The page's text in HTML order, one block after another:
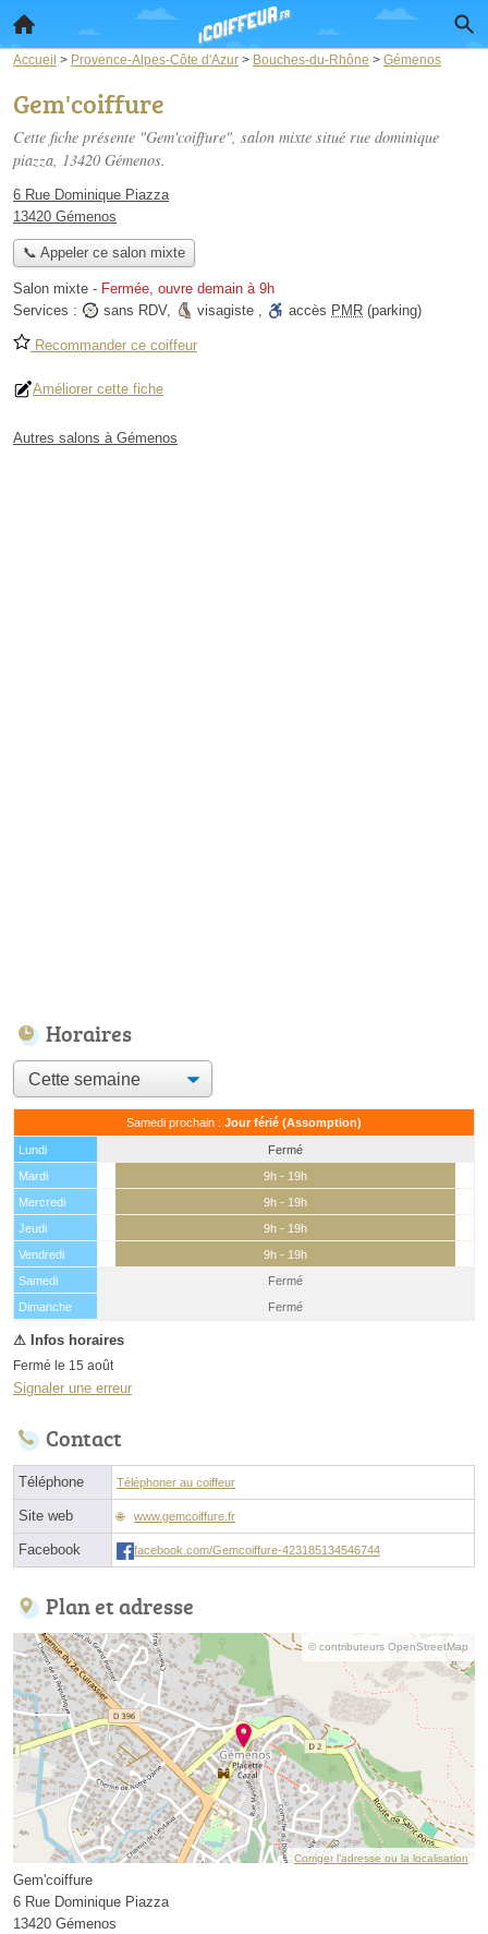
Accueil > Provence-Alpes-Côte d'Azur > Bouches-du-Rhône > Gémenos
Gem'coiffure
Cette fiche présente "Gem'coiffure", salon mixte situé rue dominique
piazza, 13420 Gémenos.
6 Rue Dominique Piazza
13420 Gémenos
📞 Appeler ce salon mixte
Salon mixte - Fermée, ouvre demain à 9h
Services :
sans RDV, visagiste , accès PMR (parking)
Recommander ce coiffeur
Améliorer cette fiche
Autres salons à Gémenos
Horaires
Samedi prochain : Jour férié (Assomption)
Lundi
Fermé
Mardi
9h - 19h
Mercredi
9h - 19h
Jeudi
9h - 19h
Vendredi
9h - 19h
Samedi
(15 août)
Fermé
Dimanche
Fermé
Fermé le 15 août
Signaler une erreur
Contact
Téléphone Téléphoner au coiffeur
Site web www.gemcoiffure.fr
Facebook facebook.com/Gemcoiffure-423185134546744
Plan et adresse
© contributeurs OpenStreetMap
Corriger l’adresse ou la localisation
Gem'coiffure
6 Rue Dominique Piazza
13420 Gémenos